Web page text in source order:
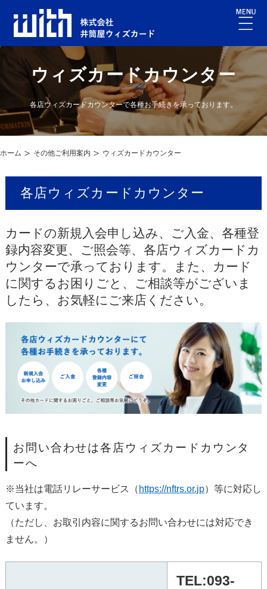
ウィズカードカウンター
各店ウィズカードカウンターで各種お手続きを承っております。
ホーム その他ご利用案内 ウィズカードカウンター
各店ウィズカードカウンター
カードの新規入会申し込み、ご入金、各種登
録内容変更、ご照会等、各店ウィズカードカ
ウンターで承っております。また、カード
に関するお困りごと、ご相談等がございま
したら、お気軽にご来店ください。
お問い合わせは各店ウィズカードカウンタ
ーへ
※当社は電話リレーサービス（ https://nftrs.or.jp）等に対応し
ています。
（ただし、お取引内容に関するお問い合わせには対応でき
ません。）
TEL:093-